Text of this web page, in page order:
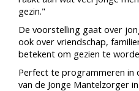
gezin."
De voorstelling gaat over
ook over vriendschap,
betekent om gezien te
Perfect te programmeren in
van de Jonge Mantelzorger